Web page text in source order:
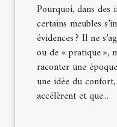
Pourquoi, dans des
certains meubles
évidences ? Il ne
ou de « pratique »,
raconter une
une idée du
accélèrent et que...